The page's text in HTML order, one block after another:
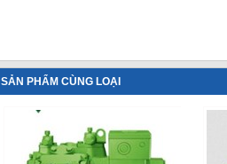
SẢN PHẨM CÙNG LOẠI